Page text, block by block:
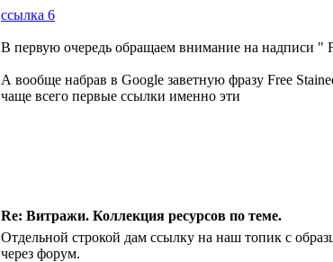
ссылка 6
В первую очередь обращаем внимание на надписи "
А вообще набрав в Google заветную фразу Free
чаще всего первые ссылки именно эти
Re: Витражи. Коллекция ресурсов по теме.
Отдельной строкой дам ссылку на наш топик с
через форум.